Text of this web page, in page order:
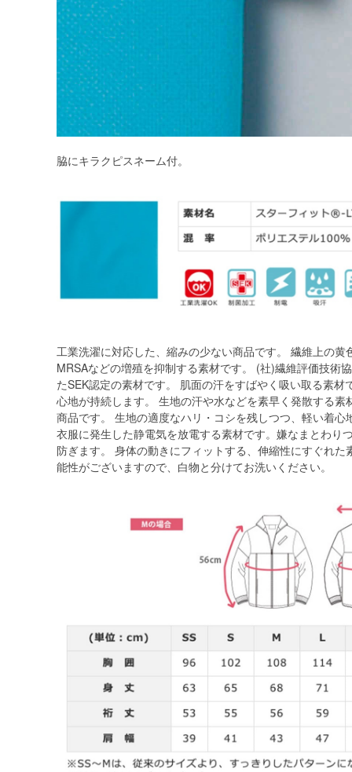
脇にキラクピスネーム付。
工業洗濯に対応した、縮みの少ない商品です。 繊維上の黄
MRSAなどの増殖を抑制する素材です。 (社)繊維評価技術
たSEK認定の素材です。 肌面の汗をすばやく吸い取る素材
心地が持続します。 生地の汗や水などを素早く発散する素
商品です。 生地の適度なハリ・コシを残しつつ、軽い着心
衣服に発生した静電気を放電する素材です。嫌なまとわり
防ぎます。 身体の動きにフィットする、伸縮性にすぐれた
能性がございますので、白物と分けてお洗いください。